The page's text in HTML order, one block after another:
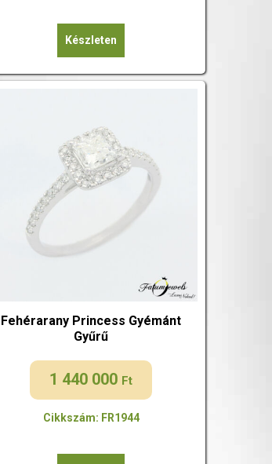
Készleten
Fehérarany Princess Gyémánt
Gyűrű
1 440 000 Ft
Cikkszám: FR1944